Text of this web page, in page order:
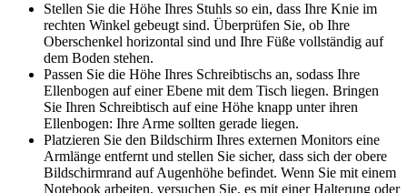
Stellen Sie die Höhe Ihres Stuhls so ein, dass Ihre Knie im
rechten Winkel gebeugt sind. Überprüfen Sie, ob Ihre
Oberschenkel horizontal sind und Ihre Füße vollständig auf
dem Boden stehen.
Passen Sie die Höhe Ihres Schreibtischs an, sodass Ihre
Ellenbogen auf einer Ebene mit dem Tisch liegen. Bringen
Sie Ihren Schreibtisch auf eine Höhe knapp unter ihren
Ellenbogen: Ihre Arme sollten gerade liegen.
Platzieren Sie den Bildschirm Ihres externen Monitors eine
Armlänge entfernt und stellen Sie sicher, dass sich der obere
Bildschirmrand auf Augenhöhe befindet. Wenn Sie mit einem
Notebook arbeiten, versuchen Sie, es mit einer Halterung oder